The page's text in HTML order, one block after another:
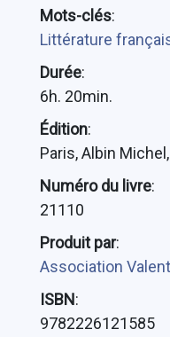
Mots-clés:
Littérature
Durée:
6h. 20min.
Édition:
Paris, Albin
Numéro du livre:
21110
Produit par:
Association
ISBN:
9782226121585